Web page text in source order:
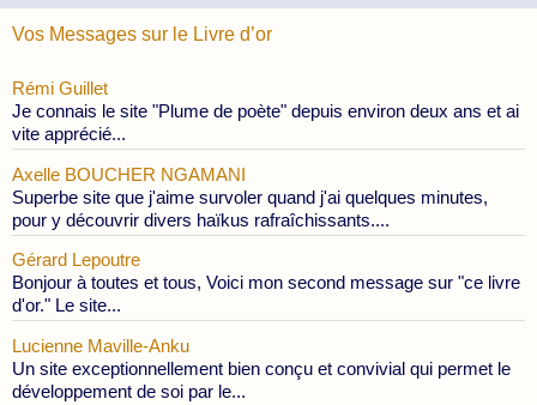
Vos Messages sur le Livre d’or
Rémi Guillet
Je connais le site "Plume de poète" depuis environ deux ans et ai
vite apprécié...
Axelle BOUCHER NGAMANI
Superbe site que j'aime survoler quand j'ai quelques minutes,
pour y découvrir divers haïkus rafraîchissants....
Gérard Lepoutre
Bonjour à toutes et tous, Voici mon second message sur "ce livre
d'or." Le site...
Lucienne Maville-Anku
Un site exceptionnellement bien conçu et convivial qui permet le
développement de soi par le...